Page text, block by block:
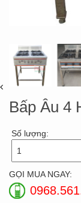
Bấp Âu 4
Số lượng:
GỌI MUA NGAY: